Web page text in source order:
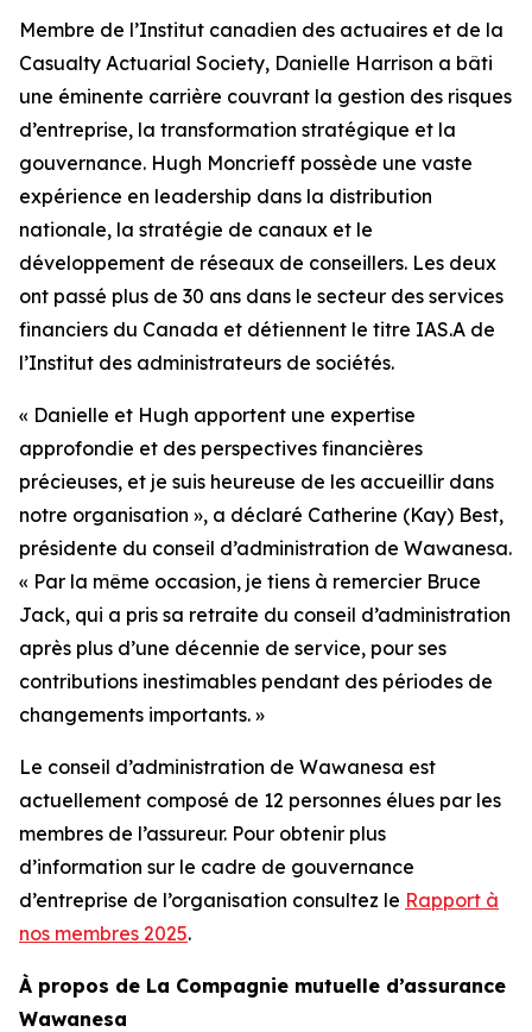
Membre de l’Institut canadien des actuaires et de la
Casualty Actuarial Society, Danielle Harrison a bâti
une éminente carrière couvrant la gestion des risques
d’entreprise, la transformation stratégique et la
gouvernance. Hugh Moncrieff possède une vaste
expérience en leadership dans la distribution
nationale, la stratégie de canaux et le
développement de réseaux de conseillers. Les deux
ont passé plus de 30 ans dans le secteur des services
financiers du Canada et détiennent le titre IAS.A de
l’Institut des administrateurs de sociétés.
« Danielle et Hugh apportent une expertise
approfondie et des perspectives financières
précieuses, et je suis heureuse de les accueillir dans
notre organisation », a déclaré Catherine (Kay) Best,
présidente du conseil d’administration de Wawanesa.
« Par la même occasion, je tiens à remercier Bruce
Jack, qui a pris sa retraite du conseil d’administration
après plus d’une décennie de service, pour ses
contributions inestimables pendant des périodes de
changements importants. »
Le conseil d’administration de Wawanesa est
actuellement composé de 12 personnes élues par les
membres de l’assureur. Pour obtenir plus
d’information sur le cadre de gouvernance
d’entreprise de l’organisation consultez le Rapport à
nos membres 2025.
À propos de La Compagnie mutuelle d’assurance
Wawanesa